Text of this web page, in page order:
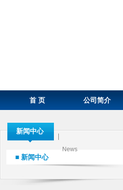
首 页 公司简介
新闻中心
News
■ 新闻中心